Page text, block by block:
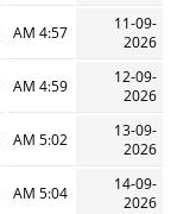
11-09-
2026
4:57 AM
12-09-
2026
4:59 AM
13-09-
2026
5:02 AM
14-09-
2026
5:04 AM